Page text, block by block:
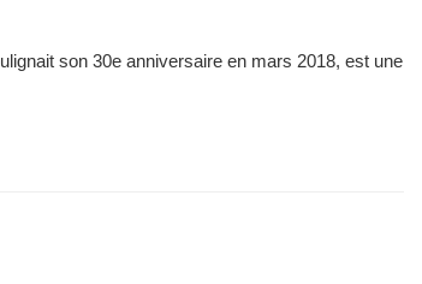
son 30e anniversaire en mars 2018, est une